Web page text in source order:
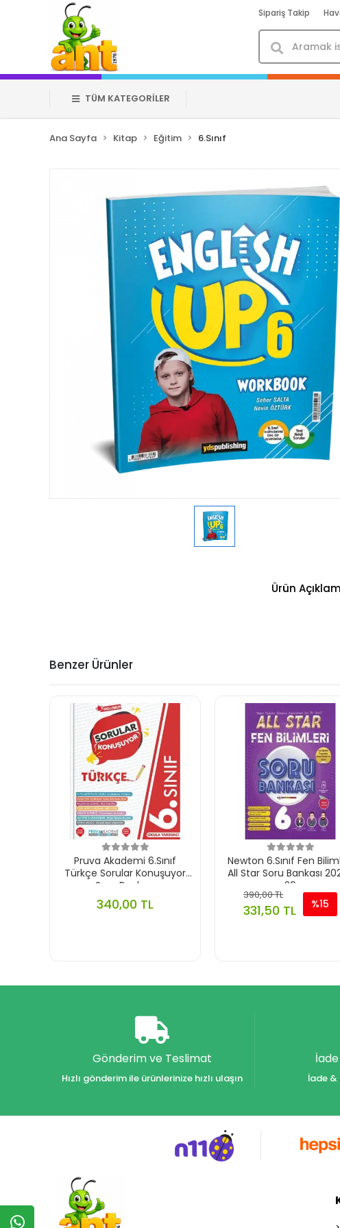
Sipariş Takip
TÜM KATEGORİLER
Ana Sayfa Kitap Eğitim 6.Sınıf
Ürün
Benzer Ürünler
Pruva Akademi 6.Sınıf
Türkçe Sorular Konuşuyor
Soru Bankası
340,00 TL
Newton 6.Sınıf Fen
All Star Soru Bankası
26
390,00 TL
331,50 TL %15
Gönderim ve Teslimat
Hızlı gönderim ile ürünlerinize hızlı ulaşın İade &